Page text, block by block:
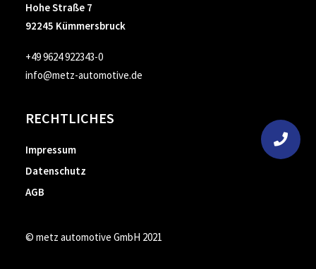
Hohe Straße 7
92245 Kümmersbruck
+49 9624 922343-0
info@metz-automotive.de
RECHTLICHES
Impressum
Datenschutz
AGB
© metz automotive GmbH 2021